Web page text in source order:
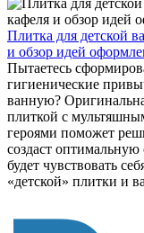
Плитка для детской
и обзор идей
Пытаетесь
гигиенические
ванную?
плиткой с
героями поможет
создаст
будет чувствовать
«детской» плитки и